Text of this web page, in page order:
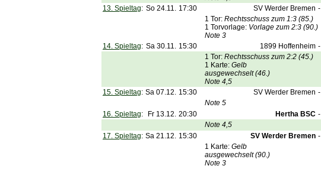
13. Spieltag: So 24.11. 17:30 SV Werder Bremen -
1 Tor: Rechtsschuss zum 1:3 (85.)
1 Torvorlage: Vorlage zum 2:3 (90.)
Note 3
14. Spieltag: Sa 30.11. 15:30 1899 Hoffenheim -
1 Tor: Rechtsschuss zum 2:2 (45.)
1 Karte: Gelb
ausgewechselt (46.)
Note 4,5
15. Spieltag: Sa 07.12. 15:30 SV Werder Bremen -
Note 5
16. Spieltag: Fr 13.12. 20:30 Hertha BSC -
Note 4,5
17. Spieltag: Sa 21.12. 15:30 SV Werder Bremen -
1 Karte: Gelb
ausgewechselt (90.)
Note 3